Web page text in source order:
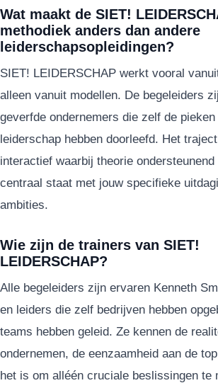
Wat maakt de SIET!
methodiek anders dan andere
leiderschapsopleidingen?
SIET! LEIDERSCHAP werkt vooral
alleen vanuit modellen. De begeleiders
geverfde ondernemers die zelf de
leiderschap hebben doorleefd. Het
interactief waarbij theorie
centraal staat met jouw specifieke
ambities.
Wie zijn de trainers van SIET!
LEIDERSCHAP?
Alle begeleiders zijn ervaren Kenneth
en leiders die zelf bedrijven hebben
teams hebben geleid. Ze kennen de
ondernemen, de eenzaamheid aan de
het is om alléén cruciale beslissingen te